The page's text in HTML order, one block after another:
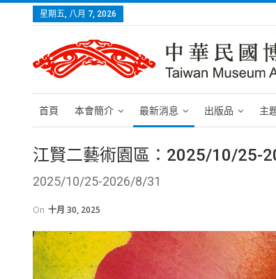
星期五, 八月 7, 2026
首頁 本會簡介 最新消息 出版品 主
江賢二藝術園區：2025/10/25-
2025/10/25-2026/8/31
On 十月 30, 2025